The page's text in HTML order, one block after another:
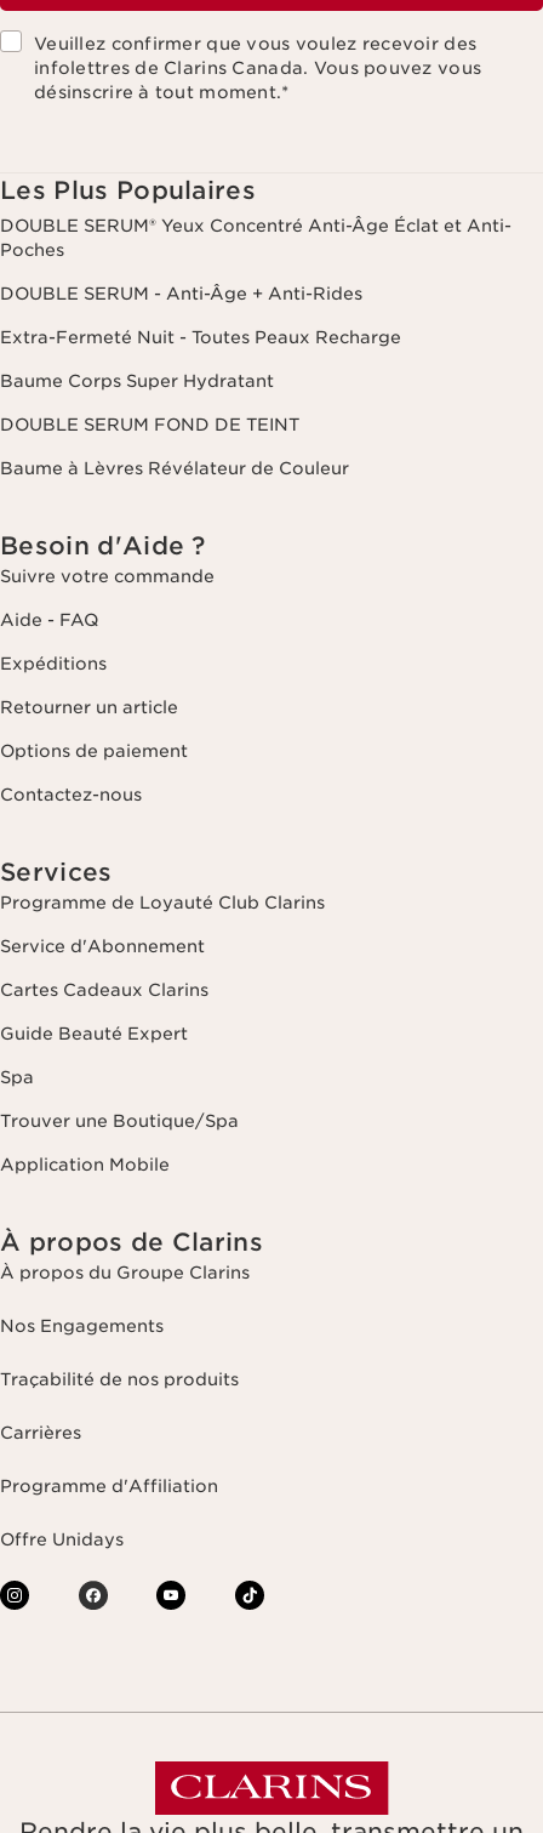
Veuillez confirmer que vous voulez recevoir des
infolettres de Clarins Canada. Vous pouvez vous
désinscrire à tout moment.*
Les Plus Populaires
DOUBLE SERUM® Yeux Concentré Anti-Âge Éclat et Anti-
Poches
DOUBLE SERUM - Anti-Âge + Anti-Rides
Extra-Fermeté Nuit - Toutes Peaux Recharge
Baume Corps Super Hydratant
DOUBLE SERUM FOND DE TEINT
Baume à Lèvres Révélateur de Couleur
Besoin d'Aide ?
Suivre votre commande
Aide - FAQ
Expéditions
Retourner un article
Options de paiement
Contactez-nous
Services
Programme de Loyauté Club Clarins
Service d'Abonnement
Cartes Cadeaux Clarins
Guide Beauté Expert
Spa
Trouver une Boutique/Spa
Application Mobile
À propos de Clarins
À propos du Groupe Clarins
Nos Engagements
Traçabilité de nos produits
Carrières
Programme d'Affiliation
Offre Unidays